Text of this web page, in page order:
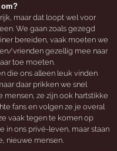
om?
maar dat loopt wel voor
We gaan zoals gezegd
bereiden, vaak moeten we
vrienden gezellig mee naar
toe moeten.
die ons alleen leuk vinden
daar prikken we snel
mensen, ze zijn ook hartstikke
fans en volgen ze je overal
vaak tegen te komen op
in ons privé-leven, maar staan
nieuwe mensen.